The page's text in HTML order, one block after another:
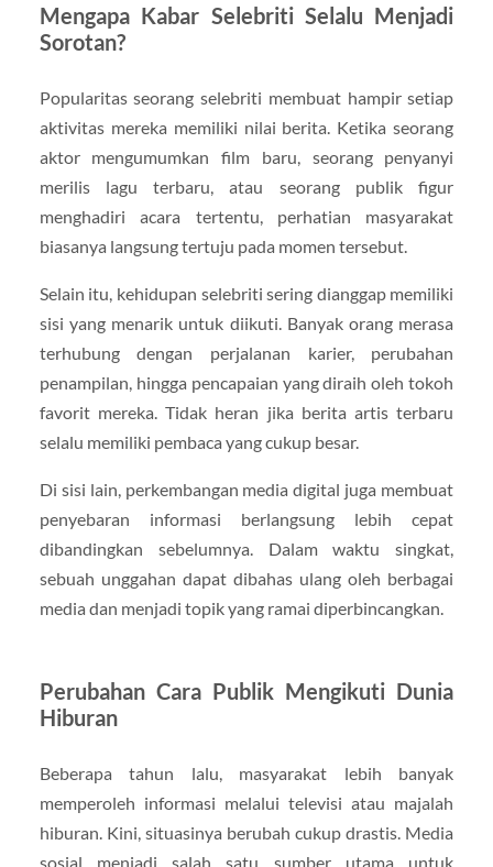
Mengapa Kabar Selebriti Selalu Menjadi
Sorotan?
Popularitas seorang selebriti membuat hampir setiap
aktivitas mereka memiliki nilai berita. Ketika seorang
aktor mengumumkan film baru, seorang penyanyi
merilis lagu terbaru, atau seorang publik figur
menghadiri acara tertentu, perhatian masyarakat
biasanya langsung tertuju pada momen tersebut.
Selain itu, kehidupan selebriti sering dianggap memiliki
sisi yang menarik untuk diikuti. Banyak orang merasa
terhubung dengan perjalanan karier, perubahan
penampilan, hingga pencapaian yang diraih oleh tokoh
favorit mereka. Tidak heran jika berita artis terbaru
selalu memiliki pembaca yang cukup besar.
Di sisi lain, perkembangan media digital juga membuat
penyebaran informasi berlangsung lebih cepat
dibandingkan sebelumnya. Dalam waktu singkat,
sebuah unggahan dapat dibahas ulang oleh berbagai
media dan menjadi topik yang ramai diperbincangkan.
Perubahan Cara Publik Mengikuti Dunia
Hiburan
Beberapa tahun lalu, masyarakat lebih banyak
memperoleh informasi melalui televisi atau majalah
hiburan. Kini, situasinya berubah cukup drastis. Media
sosial menjadi salah satu sumber utama untuk